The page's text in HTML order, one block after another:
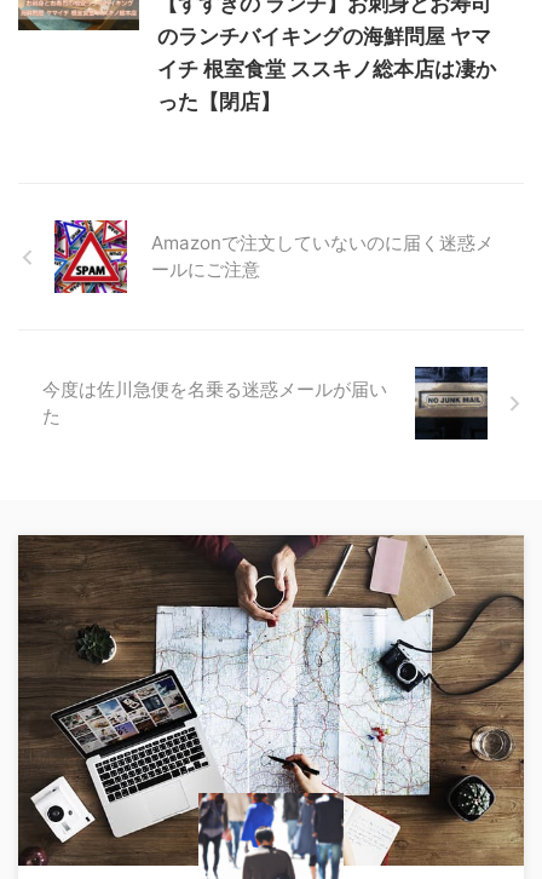
のランチバイキングの海鮮問屋 ヤマ
イチ 根室食堂 ススキノ総本店は凄か
った【閉店】
Amazonで注文していないのに届く迷惑メ
ールにご注意
今度は佐川急便を名乗る迷惑メールが届い
た